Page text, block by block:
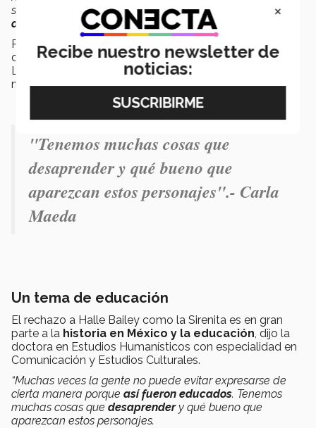
son representados por actrices o actores cuyo
físico es
distinto al real”, dijo Maza.
Recientemente Disney estrenó el live action “
Pinocho
donde la actrizCynthia Erivo dio vida al Hada Azul
La británica fue también criticada en redes sociales por
no asemejarse alpersonaje ficticio de 1940.
"Tenemos muchas cosas que
desaprender y qué bueno que
aparezcan estos personajes".- Carla
Maeda
Un tema de educación
El rechazo a Halle Bailey como la Sirenita es en gran
parte a la historia en México y la educación , dijo la
doctora en Estudios Humanísticos con especialidad en
Comunicación y Estudios Culturales.
“Muchas veces la gente no puede evitar expresarse de
cierta manera porque así fueron educados. Tenemos
muchas cosas que desaprender y qué bueno que
aparezcan estos personajes.
×
Recibe nuestro newsletter de
noticias: